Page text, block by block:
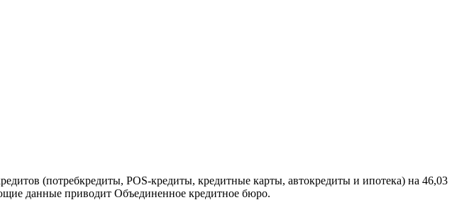
(потребкредиты, POS-кредиты, кредитные карты, автокредиты и ипотека) на 46,03
данные приводит Объединенное кредитное бюро.